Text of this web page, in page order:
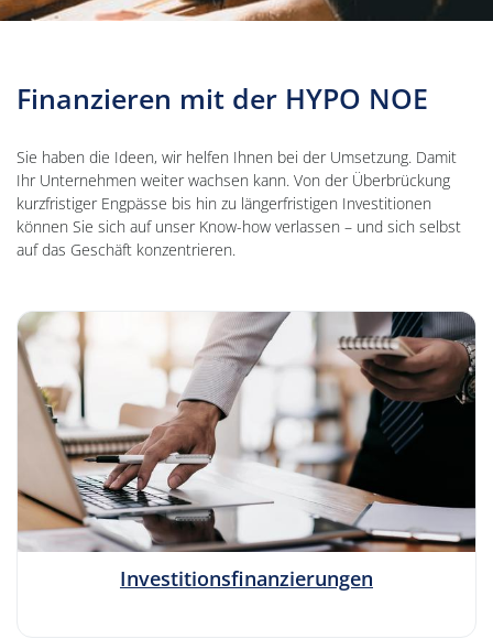
Finanzieren mit der HYPO NOE
Sie haben die Ideen, wir helfen Ihnen bei der Umsetzung. Damit
Ihr Unternehmen weiter wachsen kann. Von der Überbrückung
kurzfristiger Engpässe bis hin zu längerfristigen Investitionen
können Sie sich auf unser Know-how verlassen – und sich selbst
auf das Geschäft konzentrieren.
Investitionsfinanzierungen